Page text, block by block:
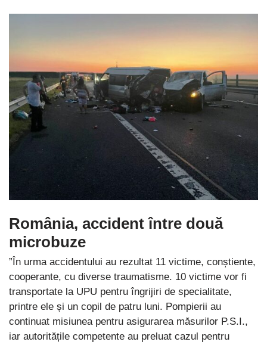
România, accident între două
microbuze
”În urma accidentului au rezultat 11 victime, conștiente,
cooperante, cu diverse traumatisme. 10 victime vor fi
transportate la UPU pentru îngrijiri de specialitate,
printre ele și un copil de patru luni. Pompierii au
continuat misiunea pentru asigurarea măsurilor P.S.I.,
iar autoritățile competente au preluat cazul pentru